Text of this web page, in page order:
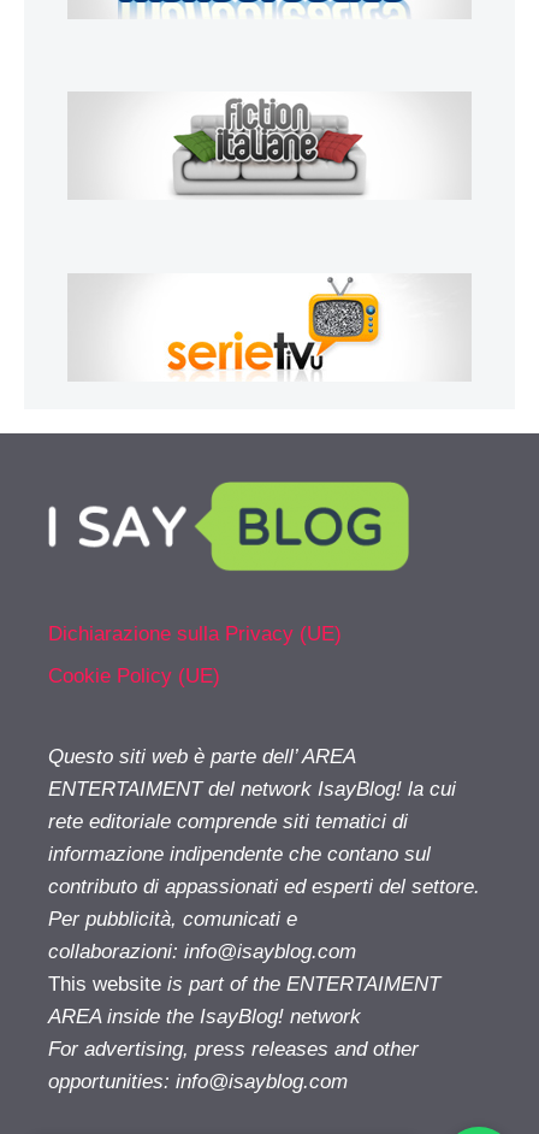
Dichiarazione sulla Privacy (UE)
Cookie Policy (UE)
Questo siti web è parte dell’ AREA
ENTERTAIMENT del network IsayBlog! la cui
rete editoriale comprende siti tematici di
informazione indipendente che contano sul
contributo di appassionati ed esperti del settore.
Per pubblicità, comunicati e
collaborazioni: info@isayblog.com
This website is part of the ENTERTAIMENT
AREA inside the IsayBlog! network
For advertising, press releases and other
opportunities: info@isayblog.com